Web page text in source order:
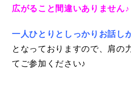
広がること間違いありません♪
一人ひとりとしっかりお話し
となっておりますので、肩の
てご参加ください♪